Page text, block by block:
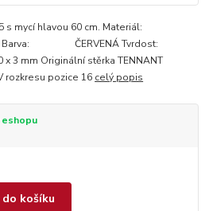
T5 s mycí hlavou 60 cm. Materiál:
NE Barva: ČERVENÁ Tvrdost:
Originální stěrka TENNANT
rozkresu pozice 16 celý popis
košíku